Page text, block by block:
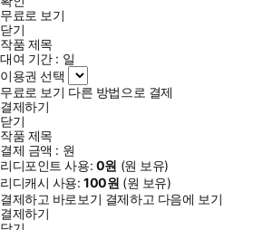
무료로 보기
닫기
작품 제목
대여 기간 : 일
이용권 선택
무료로 보기 다른 방법으로 결제
결제하기
닫기
작품 제목
결제 금액 : 원
리디포인트 사용: 0원 (원 보유)
리디캐시 사용:100원 (원 보유)
결제하고 바로보기 결제하고 다음에 보기
결제하기